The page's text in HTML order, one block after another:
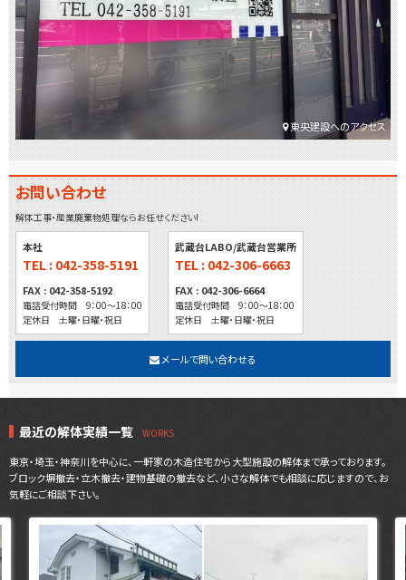
東央建設へのアクセス
お問い合わせ
解体工事・産業廃棄物処理ならお任せください!
本社
TEL : 042-358-5191
FAX : 042-358-5192
電話受付時間 9：00～18：00
定休日 土曜・日曜・祝日
武蔵台LABO/武蔵台営業所
TEL : 042-306-6663
FAX : 042-306-6664
電話受付時間 9：00～18：00
定休日 土曜・日曜・祝日
メールで問い合わせる
最近の解体実績一覧
東京・埼玉・神奈川を中心に、一軒家の木造住宅から大型施設の解体まで承っております。
ブロック塀撤去・立木撤去・建物基礎の撤去など、小さな解体でも相談に応じますので、お
気軽にご相談下さい。